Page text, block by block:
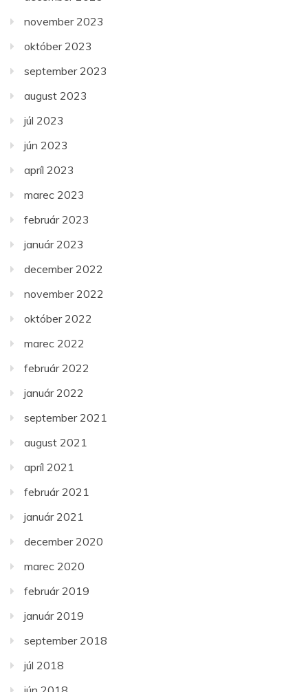
november 2023
október 2023
september 2023
august 2023
júl 2023
jún 2023
apríl 2023
marec 2023
február 2023
január 2023
december 2022
november 2022
október 2022
marec 2022
február 2022
január 2022
september 2021
august 2021
apríl 2021
február 2021
január 2021
december 2020
marec 2020
február 2019
január 2019
september 2018
júl 2018